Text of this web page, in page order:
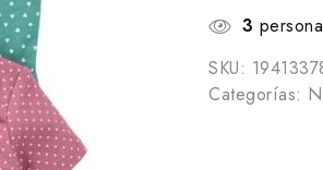
3
SKU:
Categorías: